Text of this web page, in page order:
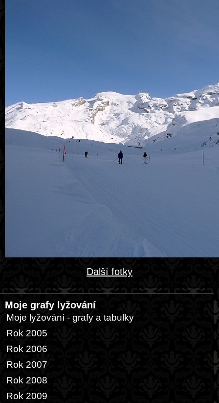
Další fotky
Moje grafy lyžování
Moje lyžování - grafy a tabulky
Rok 2005
Rok 2006
Rok 2007
Rok 2008
Rok 2009